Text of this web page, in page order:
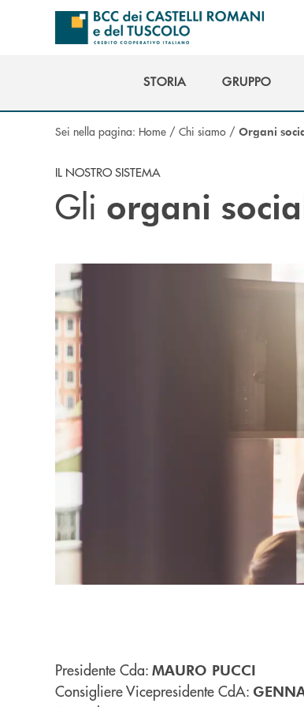
Salta al contenuto principale
STORIA
GRUPPO
Sei nella pagina: Home / Chi siamo / Organi
IL NOSTRO SISTEMA
Gli organi
Presidente Cda: MAURO PUCCI
Consigliere Vicepresidente CdA: